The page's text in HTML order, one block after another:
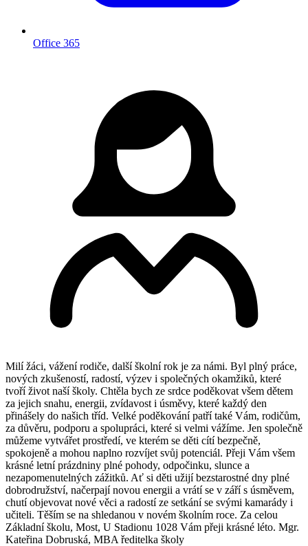
Office 365
Milí žáci, vážení rodiče, další školní rok je za námi. Byl plný práce,
nových zkušeností, radostí, výzev i společných okamžiků, které
tvoří život naší školy. Chtěla bych ze srdce poděkovat všem dětem
za jejich snahu, energii, zvídavost i úsměvy, které každý den
přinášely do našich tříd. Velké poděkování patří také Vám, rodičům,
za důvěru, podporu a spolupráci, které si velmi vážíme. Jen společně
můžeme vytvářet prostředí, ve kterém se děti cítí bezpečně,
spokojeně a mohou naplno rozvíjet svůj potenciál. Přeji Vám všem
krásné letní prázdniny plné pohody, odpočinku, slunce a
nezapomenutelných zážitků. Ať si děti užijí bezstarostné dny plné
dobrodružství, načerpají novou energii a vrátí se v září s úsměvem,
chutí objevovat nové věci a radostí ze setkání se svými kamarády i
učiteli. Těším se na shledanou v novém školním roce. Za celou
Základní školu, Most, U Stadionu 1028 Vám přeji krásné léto. Mgr.
Kateřina Dobruská, MBA ředitelka školy